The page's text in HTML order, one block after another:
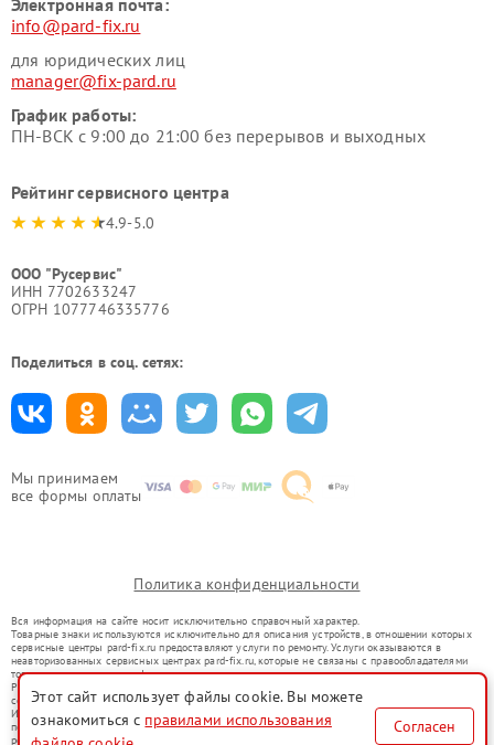
Мы принимаем
все формы оплаты
Электронная почта:
info@pard-fix.ru
для юридических лиц
manager@fix-pard.ru
График работы:
ПН-ВСК с 9:00 до 21:00 без перерывов и выходных
Рейтинг сервисного центра
4.9-5.0
ООО "Русервис"
ИНН 7702633247
ОГРН 1077746335776
Поделиться в соц. сетях:
Политика конфиденциальности
Вся информация на сайте носит исключительно справочный характер.
Товарные знаки используются исключительно для описания устройств, в отношении которых
сервисные центры pard-fix.ru предоставляют услуги по ремонту. Услуги оказываются в
неавторизованных сервисных центрах pard-fix.ru, которые не связаны с правообладателями
товарных знаков или их официальными представителями.
Ремонт осуществляется для устройств, уже введенных в гражданский оборот в соответствии
со статьей 1487 ГК РФ.
Использование товарных знаков не преследует цели индивидуализации услуг или введения
потребителей в заблуждение, а служит для информирования о предоставляемых услугах по
ремонту техники указанных брендов.
Этот сайт использует файлы cookie. Вы можете
ознакомиться с правилами использования
Согласен